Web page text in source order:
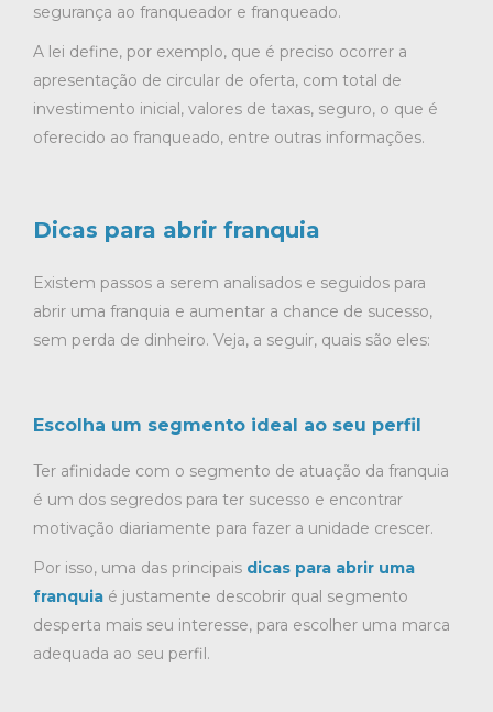
segurança ao franqueador e franqueado.
A lei define, por exemplo, que é preciso ocorrer a
apresentação de circular de oferta, com total de
investimento inicial, valores de taxas, seguro, o que é
oferecido ao franqueado, entre outras informações.
Dicas para abrir franquia
Existem passos a serem analisados e seguidos para
abrir uma franquia e aumentar a chance de sucesso,
sem perda de dinheiro. Veja, a seguir, quais são eles:
Escolha um segmento ideal ao seu perfil
Ter afinidade com o segmento de atuação da franquia
é um dos segredos para ter sucesso e encontrar
motivação diariamente para fazer a unidade crescer.
Por isso, uma das principais dicas para abrir uma
franquia é justamente descobrir qual segmento
desperta mais seu interesse, para escolher uma marca
adequada ao seu perfil.